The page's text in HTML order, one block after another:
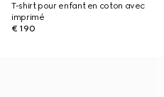
T-shirt pour enfant en coton avec
imprimé
€ 190